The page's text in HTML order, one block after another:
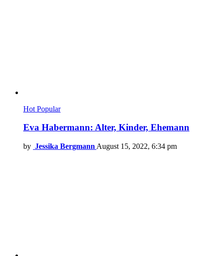
Hot Popular
Eva Habermann: Alter, Kinder, Ehemann
by Jessika Bergmann August 15, 2022, 6:34 pm